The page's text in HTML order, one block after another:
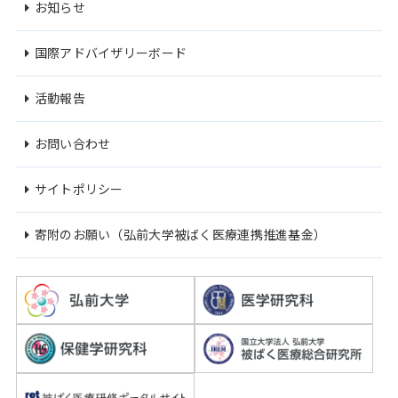
お知らせ
国際アドバイザリーボード
活動報告
お問い合わせ
サイトポリシー
寄附のお願い（弘前大学被ばく医療連携推進基金）